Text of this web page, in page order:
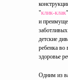
"клик-клак
и
детские
ребенка во
здоровье
Одним из